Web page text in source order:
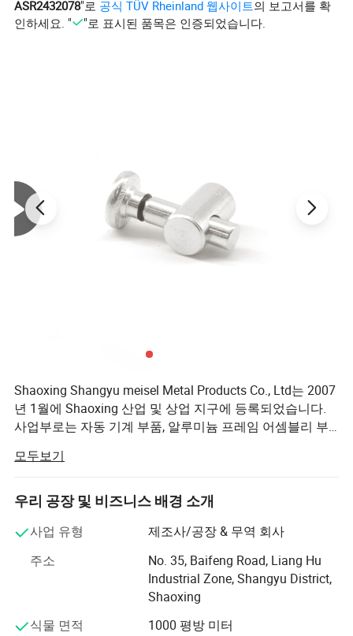
제품 매개변수
마무리
부품 번호
지불
배송 전 100% T/T 또는 PayPal
리드 타임
주문 수량에 따라 7~15일
상세 사진
ASR2432078"로 공식 TÜV Rheinland 웹사이트의 보고서를 확
인하세요. "
"로 표시된 품목은 인증되었습니다.
Shaoxing Shangyu meisel Metal Products Co., Ltd는 2007
년 1월에 Shaoxing 산업 및 상업 지구에 등록되었습니다.
사업부로는 자동 기계 부품, 알루미늄 프레임 어셈블리 부
하고 있으며 중국 본토 시장에 의존하는 제품을 보유하고
있으며 해외 시장을 적극적으로 확장해 나갈 것입니다. 현
재, 스웨덴, 덴마크, 스위스, 미국, 독일 등 30개 이상의 국가
에, 아랍에미리트, 이스라엘, 일본, 대한민국, 태국, 인도, 중
국 및 대만 에어 프로덕트 회사는 가정용 알루미늄 프로필
액세서리의 직접 생산 공장입니다. 10년 이상 발전해 온 이
회사의 "meser" 및 "MSR" 브랜드는 국내외 제품에서도 잘
알려져 있습니다. 이 회사는 첨단 산업 개념을 계승하고, 산
업 자동화 파트를 지속적으로 개발 및 설계하며, 지금까지
모두보기
우리 공장 및 비즈니스 배경 소개
사업 유형
제조사/공장 & 무역 회사
주소
No. 35, Baifeng Road, Liang Hu
Industrial Zone, Shangyu District,
Shaoxing
식물 면적
1000 평방 미터